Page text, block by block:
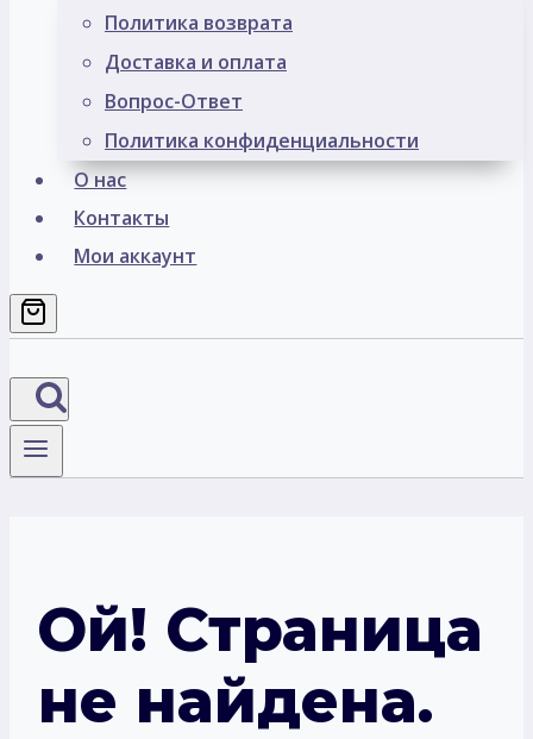
Политика возврата
Доставка и оплата
Вопрос-Ответ
Политика конфиденциальности
О нас
Контакты
Мои аккаунт
Ой! Страница
не найдена.